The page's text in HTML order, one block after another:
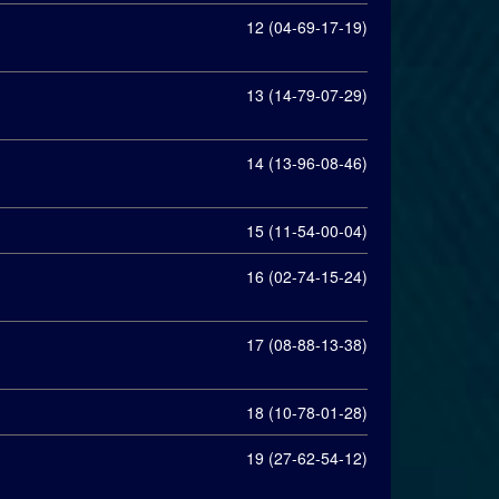
12 (04-69-17-19)
13 (14-79-07-29)
14 (13-96-08-46)
15 (11-54-00-04)
16 (02-74-15-24)
17 (08-88-13-38)
18 (10-78-01-28)
19 (27-62-54-12)